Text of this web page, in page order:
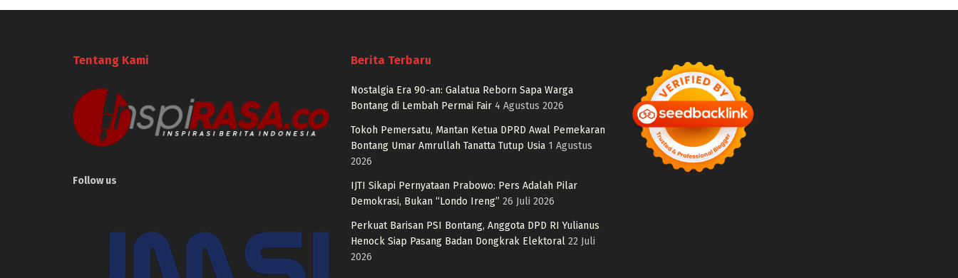
Tentang Kami
Follow us
Berita Terbaru
Nostalgia Era 90-an: Galatua Reborn Sapa Warga
Bontang di Lembah Permai Fair 4 Agustus 2026
Tokoh Pemersatu, Mantan Ketua DPRD Awal Pemekaran
Bontang Umar Amrullah Tanatta Tutup Usia 1 Agustus
2026
IJTI Sikapi Pernyataan Prabowo: Pers Adalah Pilar
Demokrasi, Bukan “Londo Ireng” 26 Juli 2026
Perkuat Barisan PSI Bontang, Anggota DPD RI Yulianus
Henock Siap Pasang Badan Dongkrak Elektoral 22 Juli
2026